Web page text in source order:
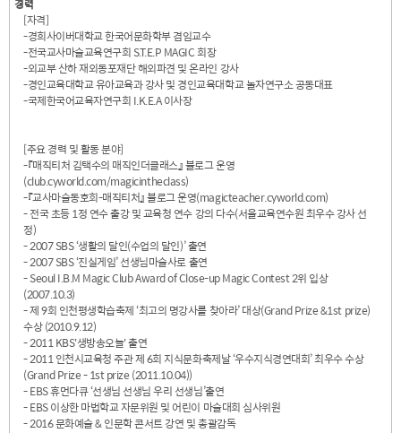
경력
[자격]
-경희사이버대학교 한국어문화학부 겸임교수
-전국교사마술교육연구회 S.T.E.P MAGIC 회장
-외교부 산하 재외동포재단 해외파견 및 온라인 강사
-경인교육대학교 유아교육과 강사 및 경인교육대학교 놀자연구소 공동대표
-국제한국어교육자연구회 I.K.E.A 이사장
[주요 경력 및 활동 분야]
-『매직티처 김택수의 매직인더클래스』 블로그 운영
(club.cyworld.com/magicintheclass)
-『교사마술동호회-매직티처』 블로그 운영(magicteacher.cyworld.com)
- 전국 초등 1정 연수 출강 및 교육청 연수 강의 다수(서울교육연수원 최우수 강사 선
정)
- 2007 SBS ‘생활의 달인(수업의 달인)’ 출연
- 2007 SBS ‘진실게임’ 선생님마술사로 출연
- Seoul I.B.M Magic Club Award of Close-up Magic Contest 2위 입상
(2007.10.3)
- 제 9회 인천평생학습축제 ‘최고의 명강사를 찾아라’ 대상(Grand Prize &1st prize)
수상 (2010.9.12)
- 2011 KBS'생방송오늘' 출연
- 2011 인천시교육청 주관 제 6회 지식문화축제날 ‘우수지식경연대회’ 최우수 수상
(Grand Prize - 1st prize (2011.10.04))
- EBS 휴먼다큐 ‘선생님 선생님 우리 선생님’출연
- EBS 이상한 마법학교 자문위원 및 어린이 마술대회 심사위원
- 2016 문화예술 & 인문학 콘서트 강연 및 총괄감독